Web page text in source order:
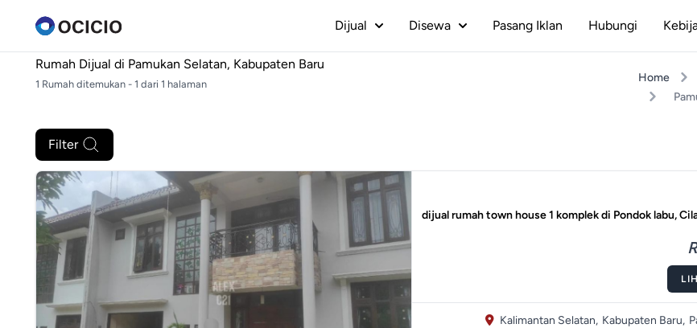
Dijual Disewa Pasang Iklan Hubungi
Rumah Dijual di Pamukan Selatan, Kabupaten Baru
1 Rumah ditemukan - 1 dari 1 halaman Home
Filter
dijual rumah town house 1 komplek di Pondok labu,
Kalimantan Selatan, Kabupaten Baru,